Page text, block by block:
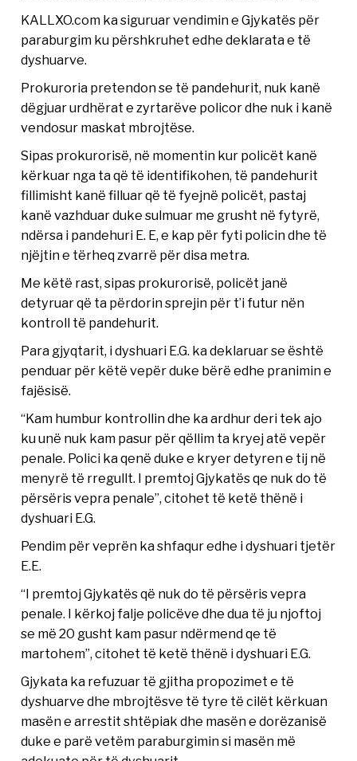
KALLXO.com ka siguruar vendimin e Gjykatës për
paraburgim ku përshkruhet edhe deklarata e të
dyshuarve.
Prokuroria pretendon se të pandehurit, nuk kanë
dëgjuar urdhërat e zyrtarëve policor dhe nuk i kanë
vendosur maskat mbrojtëse.
Sipas prokurorisë, në momentin kur policët kanë
kërkuar nga ta që të identifikohen, të pandehurit
fillimisht kanë filluar që të fyejnë policët, pastaj
kanë vazhduar duke sulmuar me grusht në fytyrë,
ndërsa i pandehuri E. E, e kap për fyti policin dhe të
njëjtin e tërheq zvarrë për disa metra.
Me këtë rast, sipas prokurorisë, policët janë
detyruar që ta përdorin sprejin për t’i futur nën
kontroll të pandehurit.
Para gjyqtarit, i dyshuari E.G. ka deklaruar se është
penduar për këtë vepër duke bërë edhe pranimin e
fajësisë.
“Kam humbur kontrollin dhe ka ardhur deri tek ajo
ku unë nuk kam pasur për qëllim ta kryej atë vepër
penale. Polici ka qenë duke e kryer detyren e tij në
menyrë të rregullt. I premtoj Gjykatës qe nuk do të
përsëris vepra penale”, citohet të ketë thënë i
dyshuari E.G.
Pendim për veprën ka shfaqur edhe i dyshuari tjetër
E.E.
“I premtoj Gjykatës që nuk do të përsëris vepra
penale. I kërkoj falje policëve dhe dua të ju njoftoj
se më 20 gusht kam pasur ndërmend qe të
martohem”, citohet të ketë thënë i dyshuari E.G.
Gjykata ka refuzuar të gjitha propozimet e të
dyshuarve dhe mbrojtësve të tyre të cilët kërkuan
masën e arrestit shtëpiak dhe masën e dorëzanisë
duke e parë vetëm paraburgimin si masën më